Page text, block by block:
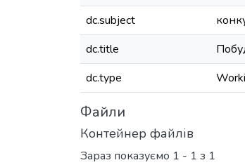
dc.subject
dc.title
dc.type
Файли
Контейнер файлів
Зараз показуємо 1 - 1 з 1